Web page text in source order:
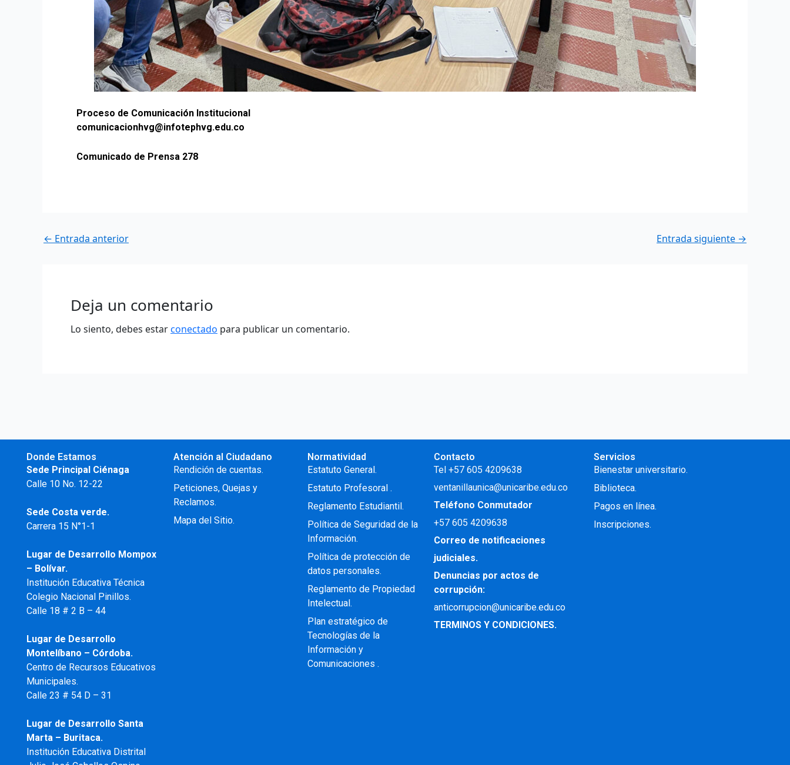
Proceso de Comunicación Institucional
comunicacionhvg@infotephvg.edu.co
Comunicado de Prensa 278
← Entrada anterior Entrada siguiente →
Deja un comentario
Lo siento, debes estarconectado para publicar un comentario.
Donde Estamos
Sede Principal Ciénaga
Calle 10 No. 12-22
Sede Costa verde.
Carrera 15 N°1-1
Lugar de Desarrollo Mompox
– Bolívar.
Institución Educativa Técnica
Colegio Nacional Pinillos.
Calle 18 # 2 B – 44
Lugar de Desarrollo
Montelíbano – Córdoba.
Centro de Recursos Educativos
Municipales.
Calle 23 # 54 D – 31
Lugar de Desarrollo Santa
Marta – Buritaca.
Institución Educativa Distrital
Atención al Ciudadano
Rendición de cuentas.
Peticiones, Quejas y
Reclamos.
Mapa del Sitio.
Normatividad
Estatuto General.
Estatuto Profesoral .
Reglamento Estudiantil.
Política de Seguridad de la
Información.
Política de protección de
datos personales.
Reglamento de Propiedad
Intelectual .
Plan estratégico de
Tecnologías de la
Información y
Comunicaciones .
Contacto
Tel +57 605 4209638
ventanillaunica@unicaribe.edu.co
Teléfono Conmutador
+57605 4209638
Correo de notificaciones
judiciales.
Denuncias por actos de
corrupción:
anticorrupcion@unicaribe.edu.co
TERMINOS Y CONDICIONES.
Servicios
Bienestar universitario.
Biblioteca.
Pagos en línea.
Inscripciones.